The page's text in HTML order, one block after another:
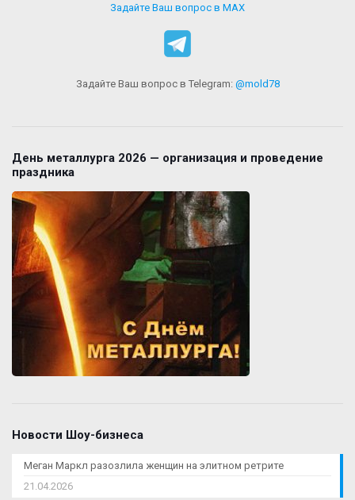
Задайте Ваш вопрос в MAX
Задайте Ваш вопрос в Telegram: @mold78
День металлурга 2026 — организация и проведение
праздника
Новости Шоу-бизнеса
Меган Маркл разозлила женщин на элитном ретрите
21.04.2026